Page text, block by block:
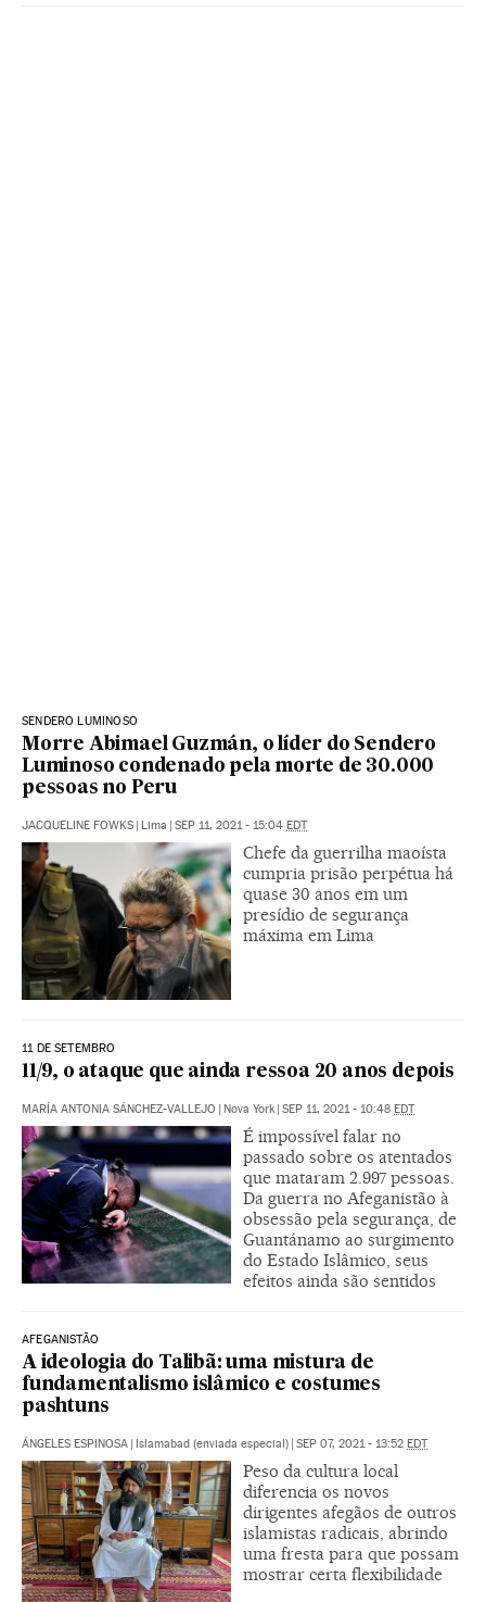
SENDERO LUMINOSO
Morre Abimael Guzmán, o líder do Sendero
Luminoso condenado pela morte de 30.000
pessoas no Peru
JACQUELINE FOWKS | Lima | SEP 11, 2021 - 15:04 EDT
Chefe da guerrilha maoísta
cumpria prisão perpétua há
quase 30 anos em um
presídio de segurança
máxima em Lima
11 DE SETEMBRO
11/9, o ataque que ainda ressoa 20 anos depois
MARÍA ANTONIA SÁNCHEZ-VALLEJO | Nova York | SEP 11, 2021 - 10:48 EDT
É impossível falar no
passado sobre os atentados
que mataram 2.997 pessoas.
Da guerra no Afeganistão à
obsessão pela segurança, de
Guantánamo ao surgimento
do Estado Islâmico, seus
efeitos ainda são sentidos
AFEGANISTÃO
A ideologia do Talibã: uma mistura de
fundamentalismo islâmico e costumes
pashtuns
ÁNGELES ESPINOSA | Islamabad (enviada especial) | SEP 07, 2021 - 13:52 EDT
Peso da cultura local
diferencia os novos
dirigentes afegãos de outros
islamistas radicais, abrindo
uma fresta para que possam
mostrar certa flexibilidade